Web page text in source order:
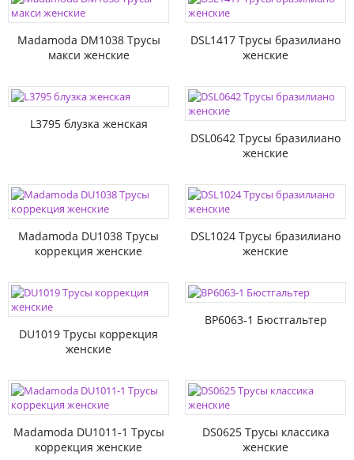
Madamoda DM1038 Трусы
макси женские
DSL1417 Трусы бразилиано
женские
L3795 блузка женская
DSL0642 Трусы бразилиано
женские
Madamoda DU1038 Трусы
коррекция женские
DSL1024 Трусы бразилиано
женские
DU1019 Трусы коррекция
женские
BP6063-1 Бюстгальтер
Madamoda DU1011-1 Трусы
коррекция женские
DS0625 Трусы классика
женские